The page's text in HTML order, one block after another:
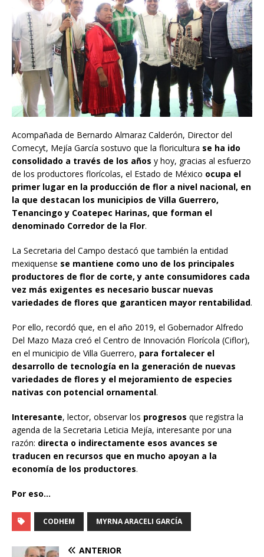
Acompañada de Bernardo Almaraz Calderón, Director del
Comecyt, Mejía García sostuvo que la floricultura se ha ido
consolidado a través de los años y hoy, gracias al esfuerzo
de los productores florícolas, el Estado de México ocupa el
primer lugar en la producción de flor a nivel nacional, en
la que destacan los municipios de Villa Guerrero,
Tenancingo y Coatepec Harinas, que forman el
denominado Corredor de la Flor.
La Secretaria del Campo destacó que también la entidad
mexiquense se mantiene como uno de los principales
productores de flor de corte, y ante consumidores cada
vez más exigentes es necesario buscar nuevas
variedades de flores que garanticen mayor rentabilidad.
Por ello, recordó que, en el año 2019, el Gobernador Alfredo
Del Mazo Maza creó el Centro de Innovación Florícola (Ciflor),
en el municipio de Villa Guerrero, para fortalecer el
desarrollo de tecnología en la generación de nuevas
variedades de flores y el mejoramiento de especies
nativas con potencial ornamental.
Interesante, lector, observar los progresos que registra la
agenda de la Secretaria Leticia Mejía, interesante por una
razón: directa o indirectamente esos avances se
traducen en recursos que en mucho apoyan a la
economía de los productores.
Por eso…
CODHEM MYRNA ARACELI GARCÍA
ANTERIOR